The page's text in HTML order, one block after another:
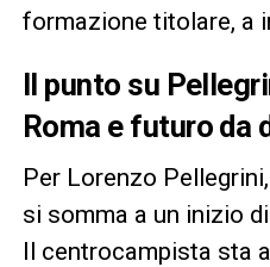
formazione titolare, a
Il punto su
Roma e futuro da
Per Lorenzo
si somma a un inizio
Il centrocampista sta